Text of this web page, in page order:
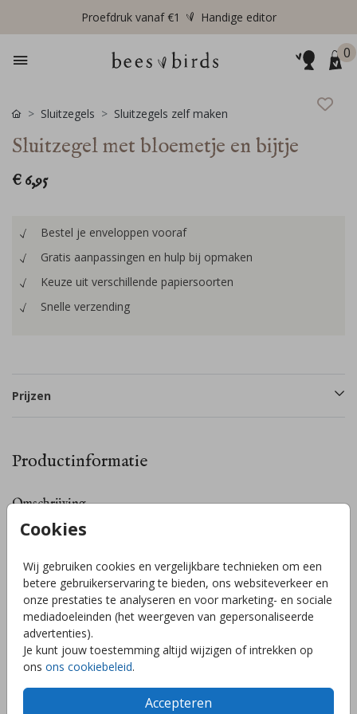
Proefdruk vanaf €1 Handige editor
0
Cookies
Wij gebruiken cookies en vergelijkbare technieken om een
betere gebruikerservaring te bieden, ons websiteverkeer en
onze prestaties te analyseren en voor marketing- en sociale
mediadoeleinden (het weergeven van gepersonaliseerde
advertenties).
Je kunt jouw toestemming altijd wijzigen of intrekken op
ons ons cookiebeleid.
Accepteren
Sluitzegels Sluitzegels zelf maken
Sluitzegel met bloemetje en bijtje
€ 6,95
Bestel je enveloppen vooraf
Gratis aanpassingen en hulp bij opmaken
Keuze uit verschillende papiersoorten
Snelle verzending
Prijzen
Productinformatie
Omschrijving
Sluitzegel met hartje en bij. Bewerk de sluitzegel naar eigen
bestellen per 25 stuks. Heb je zelf een idee voor een
sluitzegel of kom je er niet uit? Stuur mij een berichtje en ik
help je graag!
Toon meer
Collectie
Sluitzegels zelf maken